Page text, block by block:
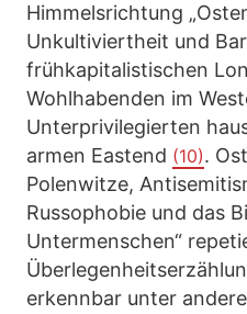
Himmelsrichtung
Unkultiviertheit und
frühkapitalistischen
Wohlhabenden im
Unterprivilegierten
armen Eastend (10).
Polenwitze,
Russophobie und das
Untermenschen“
erkennbar unter